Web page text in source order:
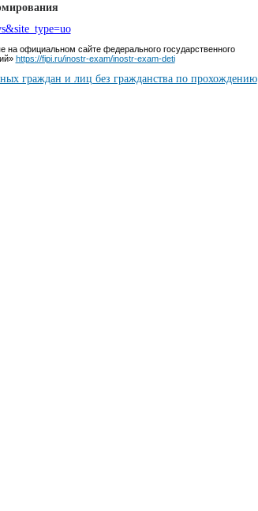
официальном сайте федерального государственного
https://fipi.ru/inostr-exam/inostr-exam-deti
граждан и лиц без гражданства по прохождению